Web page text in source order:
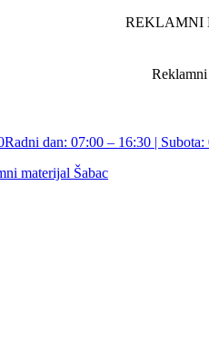
REKLAMNI
Reklamni
Radni dan: 07:00 – 16:30 |